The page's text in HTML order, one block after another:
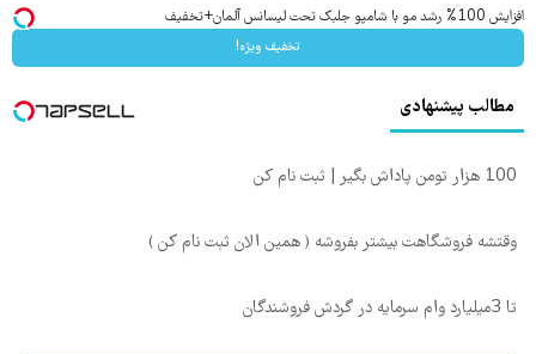
افزایش 100% رشد مو با شامپو جلبک تحت لیسانس آلمان+تخفیف
تخفیف ویژه!
مطالب پیشنهادی
100 هزار تومن پاداش بگیر | ثبت نام کن
وقتشه فروشگاهت بیشتر بفروشه ( همین الان ثبت نام کن )
تا 3میلیارد وام سرمایه در گردش فروشندگان